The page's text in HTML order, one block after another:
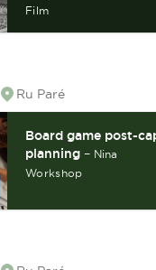
Film
Location
Ru Paré
Board game post-
planning – Nina
Workshop